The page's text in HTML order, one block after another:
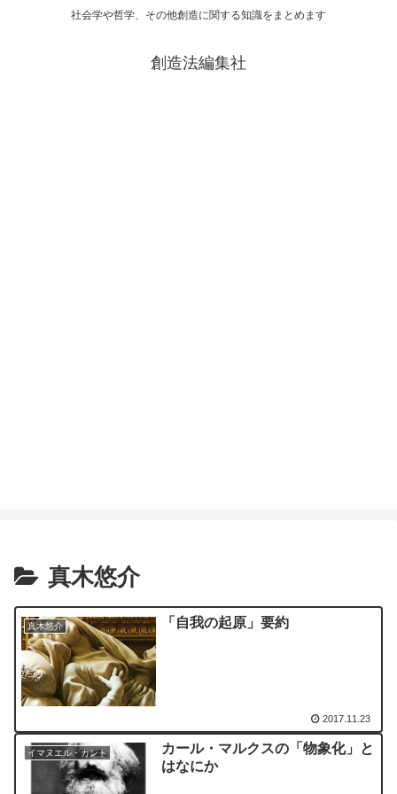
社会学や哲学、その他創造に関する知識をまとめます
創造法編集社
真木悠介
真木悠介 「自我の起原」要約
2017.11.23
イマヌエル・カント
カール・マルクスの「物象化」と
はなにか